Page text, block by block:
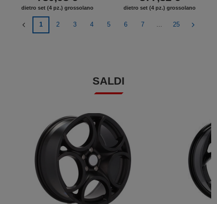
dietro set (4 pz.) grossolano dietro set (4 pz.) grossolano
1 2 3 4 5 6 7 ... 25
SALDI